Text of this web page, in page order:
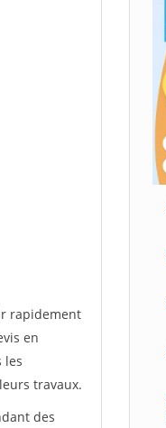
rapidement
en
les
travaux.
des